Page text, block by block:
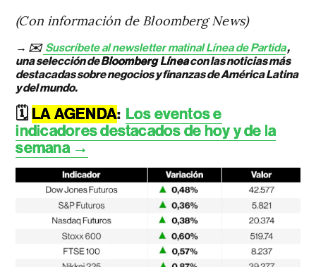
(Con información de Bloomberg News)
→ ✉️ Suscríbete al newsletter matinal Línea de Partida,
una selección deBloomberg Líneacon las noticias más
destacadas sobre negocios y finanzas de América Latina
y del mundo.
🗓️ LA AGENDA: Los eventos e
indicadores destacados de hoy y de la
semana →